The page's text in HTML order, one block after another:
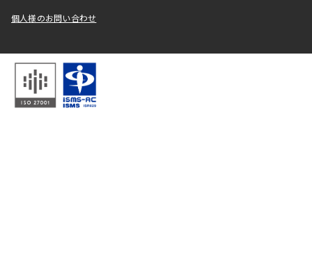
個人様のお問い合わせ